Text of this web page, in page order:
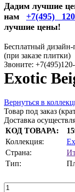
Дадим лучшие
нам +7(495)
лучшие цены!
Бесплатный
(при заказе плитки)
Звоните:
Exotic
Вернуться в
Товар под заказ
Доставка
КОД ТОВАРА:
Коллекция:
Страна:
Тип: